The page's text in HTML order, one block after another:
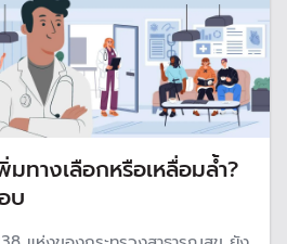
ทางเลือกหรือเหลื่อมล้ำ?
บ